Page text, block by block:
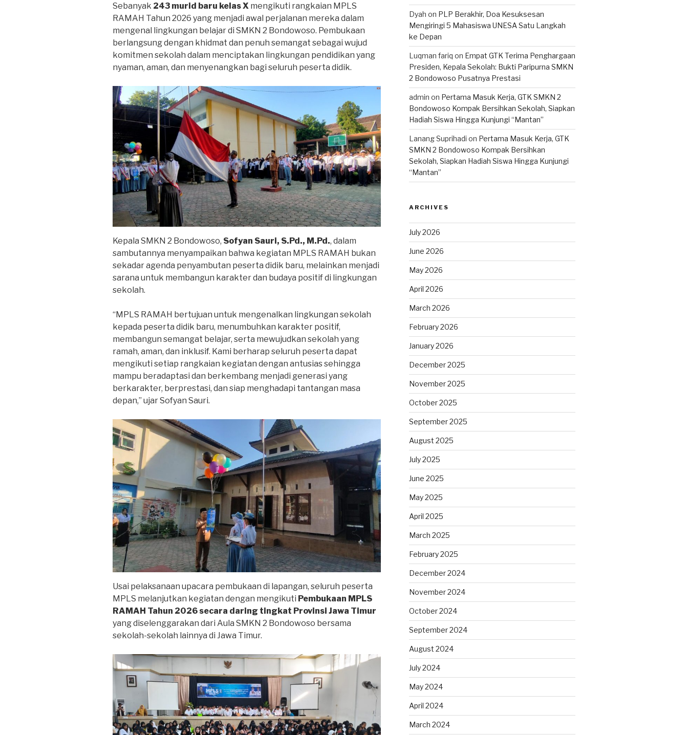
Sebanyak 243 murid baru kelas X mengikuti rangkaian MPLS
RAMAH Tahun 2026 yang menjadi awal perjalanan mereka dalam
mengenal lingkungan belajar di SMKN 2 Bondowoso. Pembukaan
berlangsung dengan khidmat dan penuh semangat sebagai wujud
komitmen sekolah dalam menciptakan lingkungan pendidikan yang
nyaman, aman, dan menyenangkan bagi seluruh peserta didik.
Kepala SMKN 2 Bondowoso, Sofyan Sauri, S.Pd., M.Pd., dalam
sambutannya menyampaikan bahwa kegiatan MPLS RAMAH bukan
sekadar agenda penyambutan peserta didik baru, melainkan menjadi
sarana untuk membangun karakter dan budaya positif di lingkungan
sekolah.
“MPLS RAMAH bertujuan untuk mengenalkan lingkungan sekolah
kepada peserta didik baru, menumbuhkan karakter positif,
membangun semangat belajar, serta mewujudkan sekolah yang
ramah, aman, dan inklusif. Kami berharap seluruh peserta dapat
mengikuti setiap rangkaian kegiatan dengan antusias sehingga
mampu beradaptasi dan berkembang menjadi generasi yang
berkarakter, berprestasi, dan siap menghadapi tantangan masa
depan,” ujar Sofyan Sauri.
Usai pelaksanaan upacara pembukaan di lapangan, seluruh peserta
MPLS melanjutkan kegiatan dengan mengikuti Pembukaan MPLS
RAMAH Tahun 2026 secara daring tingkat Provinsi Jawa Timur
yang diselenggarakan dari Aula SMKN 2 Bondowoso bersama
sekolah-sekolah lainnya di Jawa Timur.
Dyah on PLP Berakhir, Doa Kesuksesan
Mengiringi 5 Mahasiswa UNESA Satu Langkah
ke Depan
Luqman fariq on Empat GTK Terima Penghargaan
Presiden, Kepala Sekolah: Bukti Paripurna SMKN
2 Bondowoso Pusatnya Prestasi
admin on Pertama Masuk Kerja, GTK SMKN 2
Bondowoso Kompak Bersihkan Sekolah, Siapkan
Hadiah Siswa Hingga Kunjungi “Mantan”
Lanang Suprihadi on Pertama Masuk Kerja, GTK
SMKN 2 Bondowoso Kompak Bersihkan
Sekolah, Siapkan Hadiah Siswa Hingga Kunjungi
“Mantan”
ARCHIVES
July 2026
June 2026
May 2026
April 2026
March 2026
February 2026
January 2026
December 2025
November 2025
October 2025
September 2025
August 2025
July 2025
June 2025
May 2025
April 2025
March 2025
February 2025
December 2024
November 2024
October 2024
September 2024
August 2024
July 2024
May 2024
April 2024
March 2024